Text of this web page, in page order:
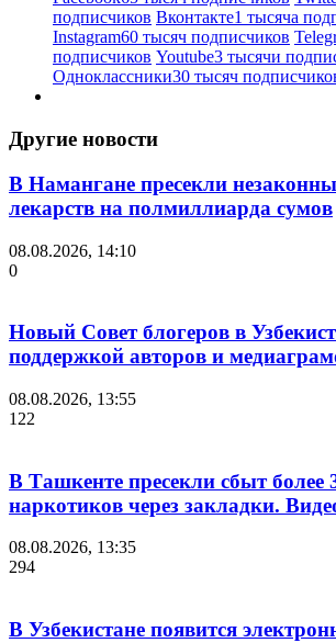
подписчиков Вконтакте1 тысяча
Instagram60 тысяч подписчиков
подписчиков Youtube3 тысячи
Одноклассники30 тысяч
Другие новости
В Намангане пресекли
лекарств на полмиллиарда сумов
08.08.2026, 14:10
0
Новый Совет блогеров в
поддержкой авторов и
08.08.2026, 13:55
122
В Ташкенте пресекли сбыт более
наркотиков через закладки.
08.08.2026, 13:35
294
В Узбекистане появится